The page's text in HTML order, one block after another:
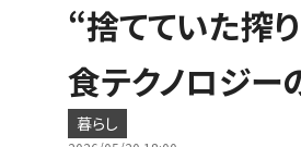
“捨てていた搾
食テクノロジ
暮らし